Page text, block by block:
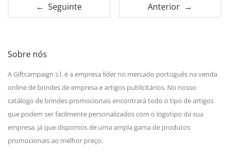
← Seguinte Anterior →
Sobre nós
A Giftcampaign s.l. é a empresa líder no mercado português na venda
online de brindes de empresa e artigos publicitários. No nosso
catálogo de brindes promocionais encontrará todo o tipo de artigos
que podem ser facilmente personalizados com o logotipo da sua
empresa, já que dispomos de uma ampla gama de produtos
promocionais ao melhor preço.